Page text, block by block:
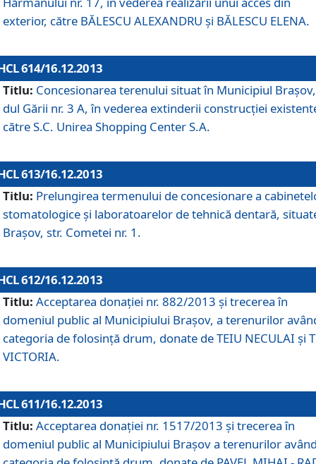
exterior, către BĂLESCU ALEXANDRU şi BĂLESCU ELENA.
614/16.12.2013
Titlu: Concesionarea terenului situat în Municipiul
dul Gării nr. 3 A, în vederea extinderii construcţiei
către S.C. Unirea Shopping Center S.A.
613/16.12.2013
Titlu: Prelungirea termenului de concesionare a
stomatologice şi laboratoarelor de tehnică dentară,
Braşov, str. Cometei nr. 1.
612/16.12.2013
Titlu: Acceptarea donaţiei nr. 882/2013 şi trecerea în
domeniul public al Municipiului Braşov, a terenurilor
categoria de folosinţă drum, donate de TEIU NECULAI şi
VICTORIA.
611/16.12.2013
Titlu: Acceptarea donaţiei nr. 1517/2013 şi trecerea în
domeniul public al Municipiului Braşov a terenurilor